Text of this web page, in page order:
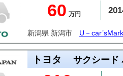
60 万円
新潟県 新潟市 U－
トヨタ サクシード